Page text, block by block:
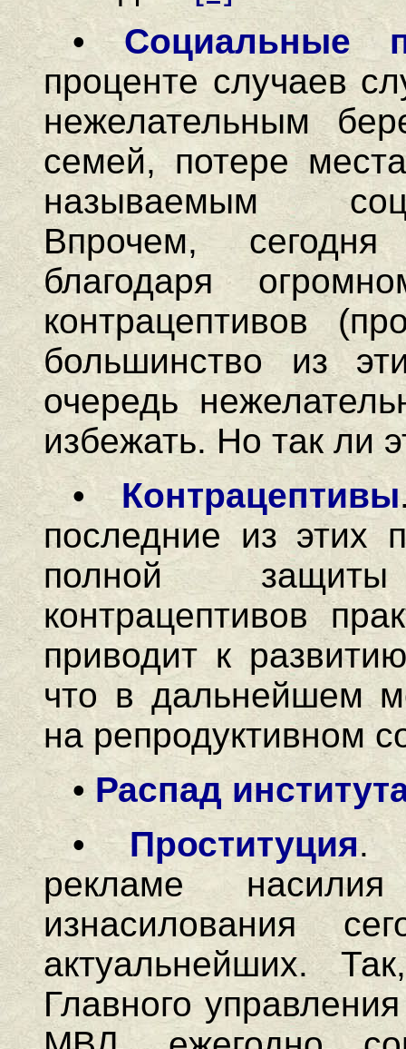
•Социальные
проценте случаев
нежелательным
семей, потере
называемым
Впрочем,
благодаря
контрацептивов
большинство из
очередь
избежать. Но так ли
• Контрацептивы
последние из этих
полной
контрацептивов
приводит к
что в дальнейшем
на репродуктивном
• Распад
• Проституция.
рекламе
изнасилования
актуальнейших.
Главного